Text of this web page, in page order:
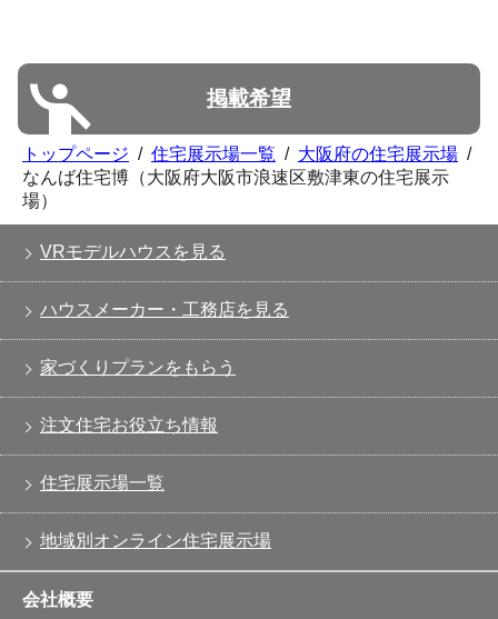
掲載希望
トップページ / 住宅展示場一覧 / 大阪府の住宅展示場 /
なんば住宅博（大阪府大阪市浪速区敷津東の住宅展示
場）
VRモデルハウスを見る
ハウスメーカー・工務店を見る
家づくりプランをもらう
注文住宅お役立ち情報
住宅展示場一覧
地域別オンライン住宅展示場
会社概要